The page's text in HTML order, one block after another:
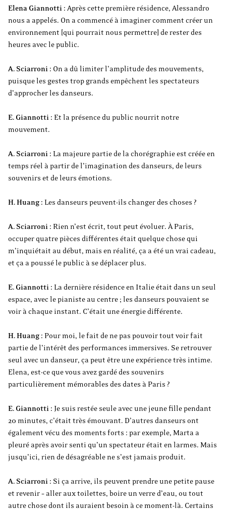
Elena Giannotti : Après cette première résidence, Alessandro
nous a appelés. On a commencé à imaginer comment créer un
environnement [qui pourrait nous permettre] de rester des
heures avec le public.
A. Sciarroni : On a dû limiter l’amplitude des mouvements,
puisque les gestes trop grands empêchent les spectateurs
d’approcher les danseurs.
E. Giannotti : Et la présence du public nourrit notre
mouvement.
A. Sciarroni : La majeure partie de la chorégraphie est créée en
temps réel à partir de l’imagination des danseurs, de leurs
souvenirs et de leurs émotions.
H. Huang : Les danseurs peuvent-ils changer des choses ?
A. Sciarroni : Rien n’est écrit, tout peut évoluer. À Paris,
occuper quatre pièces différentes était quelque chose qui
m’inquiétait au début, mais en réalité, ça a été un vrai cadeau,
et ça a poussé le public à se déplacer plus.
E. Giannotti : La dernière résidence en Italie était dans un seul
espace, avec le pianiste au centre ; les danseurs pouvaient se
voir à chaque instant. C’était une énergie différente.
H. Huang : Pour moi, le fait de ne pas pouvoir tout voir fait
partie de l’intérêt des performances immersives. Se retrouver
seul avec un danseur, ça peut être une expérience très intime.
Elena, est-ce que vous avez gardé des souvenirs
particulièrement mémorables des dates à Paris ?
E. Giannotti : Je suis restée seule avec une jeune fille pendant
20 minutes, c’était très émouvant. D’autres danseurs ont
également vécu des moments forts : par exemple, Marta a
pleuré après avoir senti qu’un spectateur était en larmes. Mais
jusqu’ici, rien de désagréable ne s’est jamais produit.
A. Sciarroni : Si ça arrive, ils peuvent prendre une petite pause
et revenir – aller aux toilettes, boire un verre d’eau, ou tout
autre chose dont ils auraient besoin à ce moment-là. Certains